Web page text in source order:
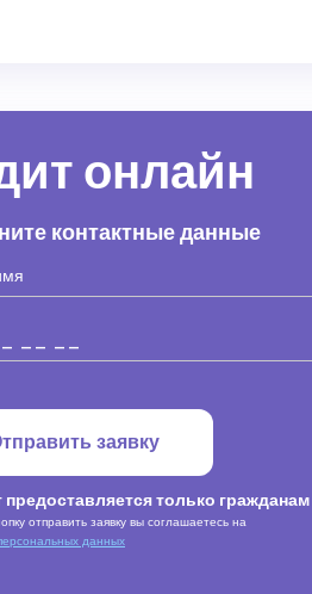
онлайн
контактные данные
заявку
предоставляется только
отправить заявку вы соглашаетесь на
данных